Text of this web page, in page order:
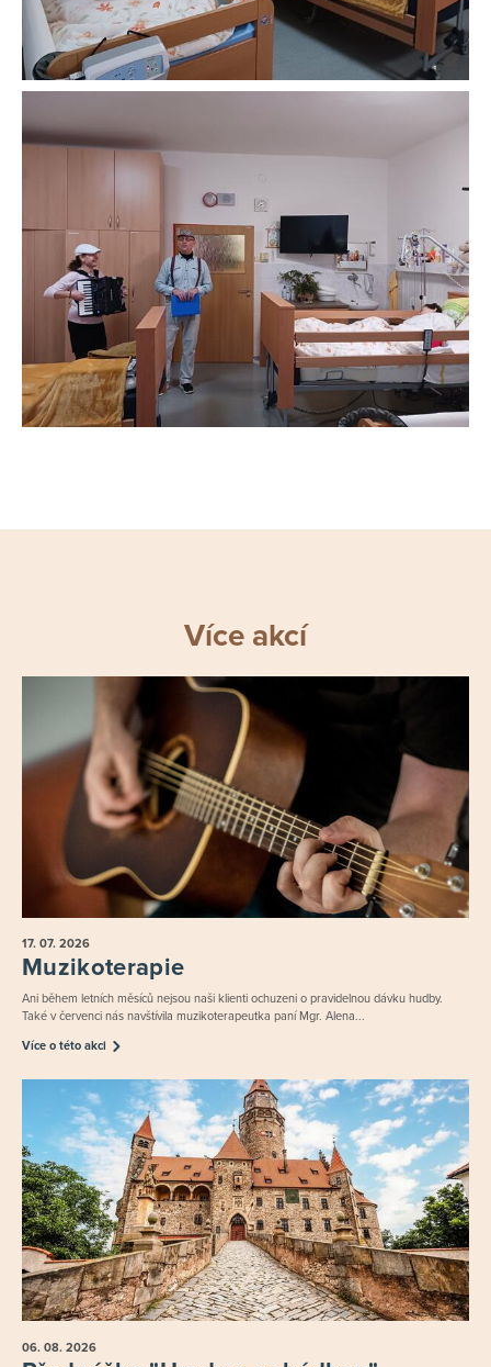
Více akcí
17. 07. 2026
Muzikoterapie
Ani během letních měsíců nejsou naši klienti ochuzeni o pravidelnou dávku hudby.
Také v červenci nás navštívila muzikoterapeutka paní Mgr. Alena...
Více o této akci
06. 08. 2026